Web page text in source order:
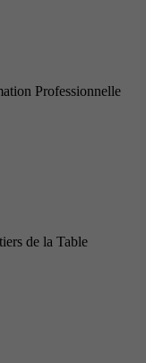
Professionnelle
de la Table